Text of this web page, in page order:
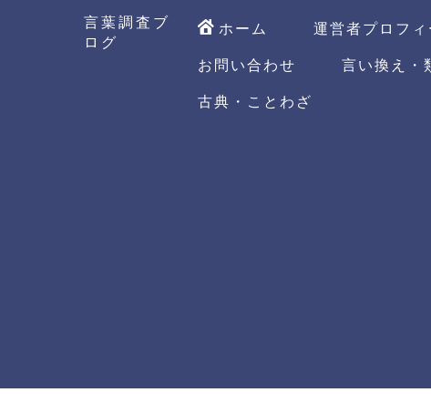
言葉調査ブ
ログ
ホーム 運営者プロフィ
お問い合わせ
言い換え・
古典・ことわざ